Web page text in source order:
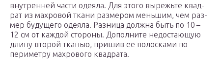
внут­рен­ней части оде­я­ла. Для это­го вырежь­те квад­
рат из мах­ро­вой тка­ни раз­ме­ром мень­шим, чем раз­
мер буду­ще­го оде­я­ла. Раз­ни­ца долж­на быть по 10 –
12 см от каж­дой сто­ро­ны. Допол­ни­те недо­ста­ю­щую
дли­ну вто­рой тка­нью, при­шив ее полос­ка­ми по
пери­мет­ру мах­ро­во­го квад­ра­та.